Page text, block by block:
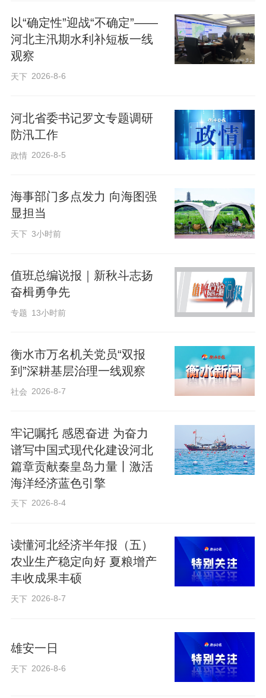
化“以测补报”，在太行山、燕山山前河流设
置67处应急巡测断面，组建26支跨市协同
应急监测队伍，有效提高了快速处理突发
汛情的能力。
我省还持续优化升级雨水情监测预报平
台，修订完成400余套洪水预报方案。同
时，设置覆盖全省基本水文站、大中型水
预警覆盖范围，构建多阶段递进式预警体
系，全面提升预警服务能力。
以赛促练、以练备战。5月26日至29日，
2026年河北省水利行业职业技能大赛水文
勘测工竞赛在石家庄滹沱河畔举行。来自
无人机航测、无人机地形测绘、水质采样
等外业实操项目，全面检验新技术新设备
应用与实战能力。
今年以来，我省水文系统通过技术比武与
实战演练，开展业务培训1245人次，加强
对无人机测流系统、雷达波测流系统等设
备操作的日常培训演练，开展测洪演习、
应急演练116场次。
此外，我省还大力推进水文现代化建设，
加快构建雨水情监测预报“三道防线”。其
中，大清河水系上游等山洪灾害易发区已
雨”“河中水”的全链条、立体化监测。
编辑：赵松
以“确定性”迎战“不确定”——
河北主汛期水利补短板一线
观察
天下 2026-8-6
河北省委书记罗文专题调研
防汛工作
政情 2026-8-5
海事部门多点发力 向海图强
显担当
天下 3小时前
值班总编说报｜新秋斗志扬
奋楫勇争先
专题 13小时前
衡水市万名机关党员“双报
到”深耕基层治理一线观察
社会 2026-8-7
牢记嘱托 感恩奋进 为奋力
谱写中国式现代化建设河北
篇章贡献秦皇岛力量丨激活
海洋经济蓝色引擎
天下 2026-8-4
读懂河北经济半年报（五）
农业生产稳定向好 夏粮增产
丰收成果丰硕
天下 2026-8-7
雄安一日
天下 2026-8-6